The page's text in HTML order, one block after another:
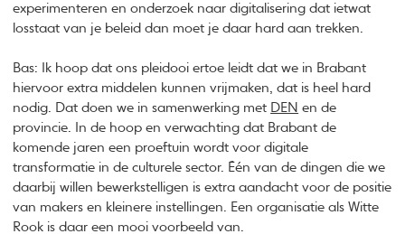
experimenteren en onderzoek naar digitalisering dat ietwat
losstaat van je beleid dan moet je daar hard aan trekken.
Bas: Ik hoop dat ons pleidooi ertoe leidt dat we in Brabant
hiervoor extra middelen kunnen vrijmaken, dat is heel hard
nodig. Dat doen we in samenwerking met DEN en de
provincie. In de hoop en verwachting dat Brabant de
komende jaren een proeftuin wordt voor digitale
transformatie in de culturele sector. Één van de dingen die we
daarbij willen bewerkstelligen is extra aandacht voor de positie
van makers en kleinere instellingen. Een organisatie als Witte
Rook is daar een mooi voorbeeld van.